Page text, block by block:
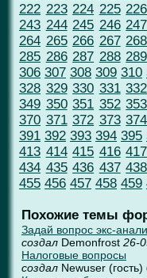
222 223 224 225 226
243 244 245 246 247
264 265 266 267 268
285 286 287 288 289
306 307 308 309 310
328 329 330 331 332
349 350 351 352 353
370 371 372 373 374
391 392 393 394 395
413 414 415 416 417
434 435 436 437 438
455 456 457 458 459
Похожие темы
Задай вопрос экс-
создал Demonfrost 26-
Налоговые вопросы
создал Newuser (гость)